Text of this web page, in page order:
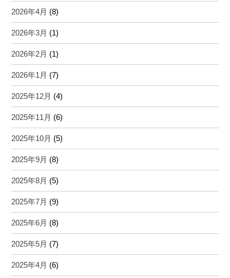
2026年4月 (8)
2026年3月 (1)
2026年2月 (1)
2026年1月 (7)
2025年12月 (4)
2025年11月 (6)
2025年10月 (5)
2025年9月 (8)
2025年8月 (5)
2025年7月 (9)
2025年6月 (8)
2025年5月 (7)
2025年4月 (6)